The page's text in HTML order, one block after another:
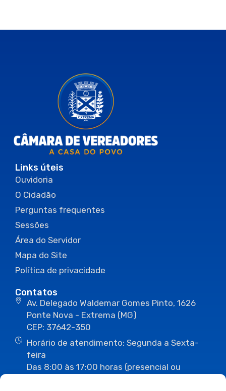
Links úteis
Ouvidoria
O Cidadão
Perguntas frequentes
Sessões
Área do Servidor
Mapa do Site
Política de privacidade
Contatos
Av. Delegado Waldemar Gomes Pinto, 1626
Ponte Nova - Extrema (MG)
CEP: 37642-350
Horário de atendimento: Segunda a Sexta-
feira
Das 8:00 às 17:00 horas (presencial ou